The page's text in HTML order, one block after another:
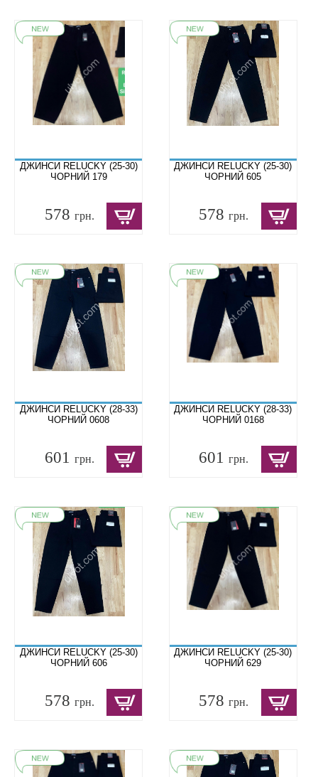
ДЖИНСИ RELUCKY (25-30)
ЧОРНИЙ 179
578 грн.
ДЖИНСИ RELUCKY (25-30)
ЧОРНИЙ 605
578грн.
ДЖИНСИ RELUCKY (28-33)
ЧОРНИЙ 0608
601 грн.
ДЖИНСИ RELUCKY (28-33)
ЧОРНИЙ 0168
601грн.
ДЖИНСИ RELUCKY (25-30)
ЧОРНИЙ 606
578 грн.
ДЖИНСИ RELUCKY (25-30)
ЧОРНИЙ 629
578грн.